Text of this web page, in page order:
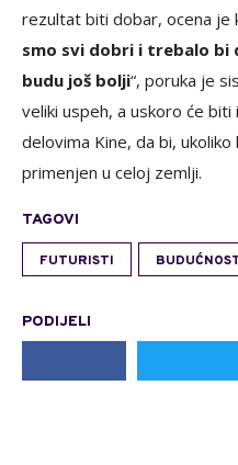
rezultat biti dobar, ocena je
smo svi dobri i trebalo bi
budu još bolji“, poruka je
veliki uspeh, a uskoro će
delovima Kine, da bi,
primenjen u celoj zemlji.
TAGOVI
FUTURISTI
PODIJELI